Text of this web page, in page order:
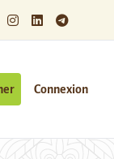
Connexion